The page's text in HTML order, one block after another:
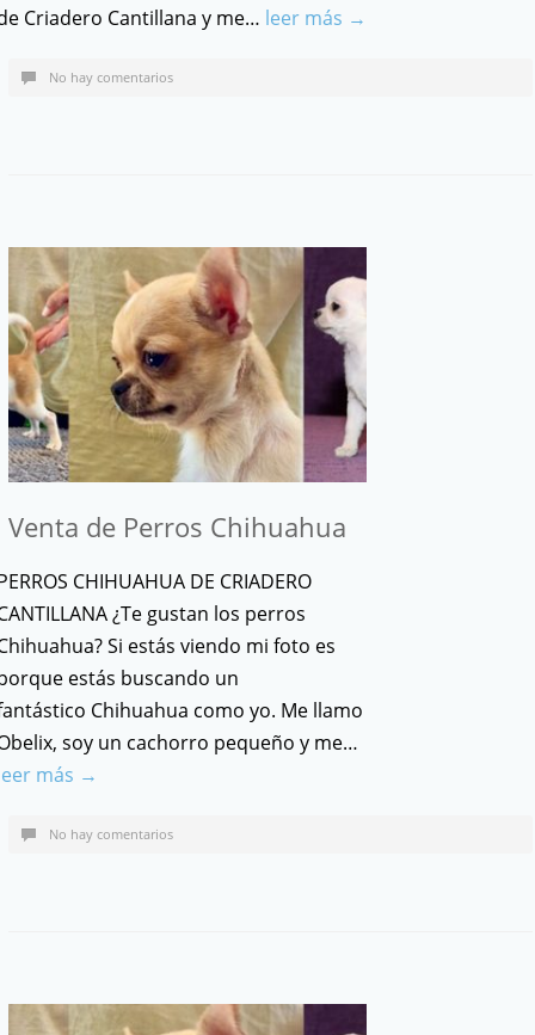
Criadero Cantillana y me… leer más →
No hay comentarios
Venta de Perros Chihuahua
CHIHUAHUA DE CRIADERO
¿Te gustan los perros
Si estás viendo mi foto es
estás buscando un
Chihuahua como yo. Me llamo
soy un cachorro pequeño y me…
más →
No hay comentarios